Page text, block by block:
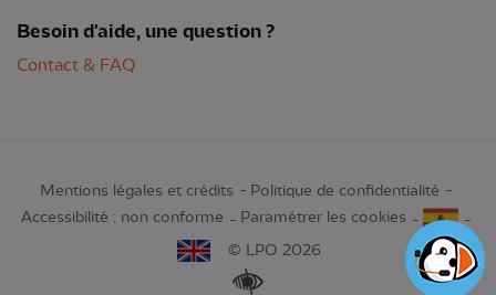
Besoin d'aide, une question ?
Contact & FAQ
Mentions légales et crédits
Politique de confidentialité
Accessibilité : non conforme
Paramétrer les cookies
© LPO 2026